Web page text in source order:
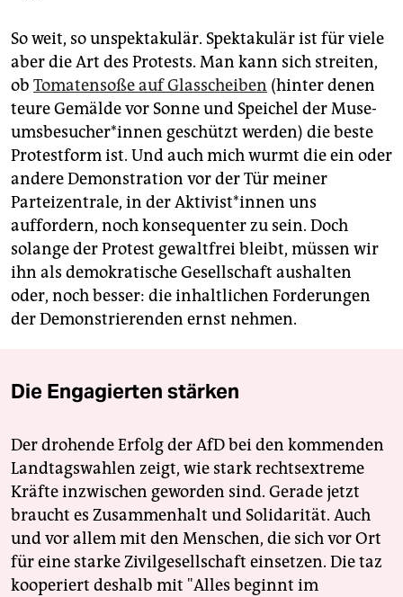
So weit, so unspektakulär. Spektakulär ist für viele
aber die Art des Protests. Man kann sich streiten,
ob Tomatensoße auf Glasscheiben (hinter denen
teure Gemälde vor Sonne und Speichel der Mu­se­
ums­be­su­che­r*in­nen geschützt werden) die beste
Protestform ist. Und auch mich wurmt die ein oder
andere Demonstration vor der Tür meiner
Parteizentrale, in der Ak­ti­vis­t*in­nen uns
auffordern, noch konsequenter zu sein. Doch
solange der Protest gewaltfrei bleibt, müssen wir
ihn als demokratische Gesellschaft aushalten
oder, noch besser: die inhaltlichen Forderungen
der Demonstrierenden ernst nehmen.
Die Engagierten stärken
Der drohende Erfolg der AfD bei den kommenden
Landtagswahlen zeigt, wie stark rechtsextreme
Kräfte inzwischen geworden sind. Gerade jetzt
braucht es Zusammenhalt und Solidarität. Auch
und vor allem mit den Menschen, die sich vor Ort
für eine starke Zivilgesellschaft einsetzen. Die taz
kooperiert deshalb mit "Alles beginnt im